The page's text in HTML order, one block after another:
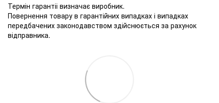
Термін гарантіі визначає виробник.
Повернення товару в гарантійних випадках і випадках
передбачених законодавством здійснюється за рахунок
відправника.